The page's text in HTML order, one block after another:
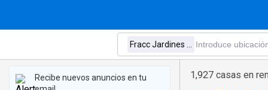
1,927 casas en
Recibe nuevos anuncios en tu